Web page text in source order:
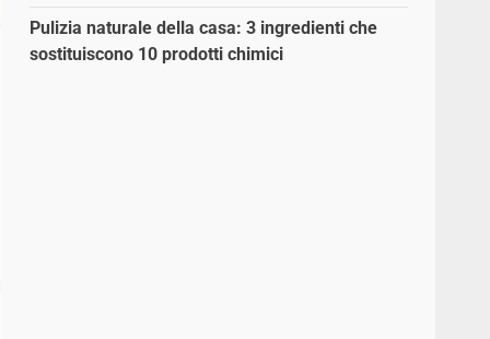
Pulizia naturale della casa: 3 ingredienti che
sostituiscono 10 prodotti chimici